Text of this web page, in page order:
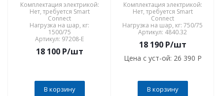
Комплектация электрикой:
Нет, требуется Smart
Connect
Нагрузка на шар, кг:
1500/75
Артикул: 97208-E
18 100P/шт
В корзину
Комплектация электрикой:
Нет, требуется Smart
Connect
Нагрузка на шар, кг: 750/75
Артикул: 4840.32
18 190P/шт
Цена с уст-ой: 26 390 P
В корзину